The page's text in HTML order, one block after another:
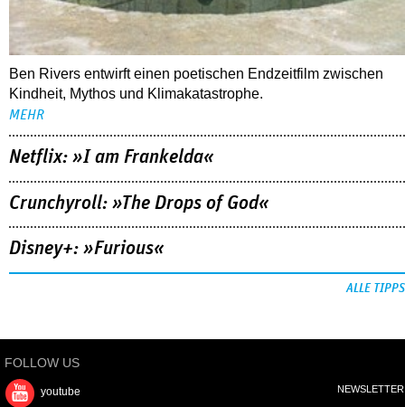
Ben Rivers entwirft einen poetischen Endzeitfilm zwischen
Kindheit, Mythos und Klimakatastrophe.
MEHR
Crunchyroll: »The Drops of God«
Disney+: »Furious«